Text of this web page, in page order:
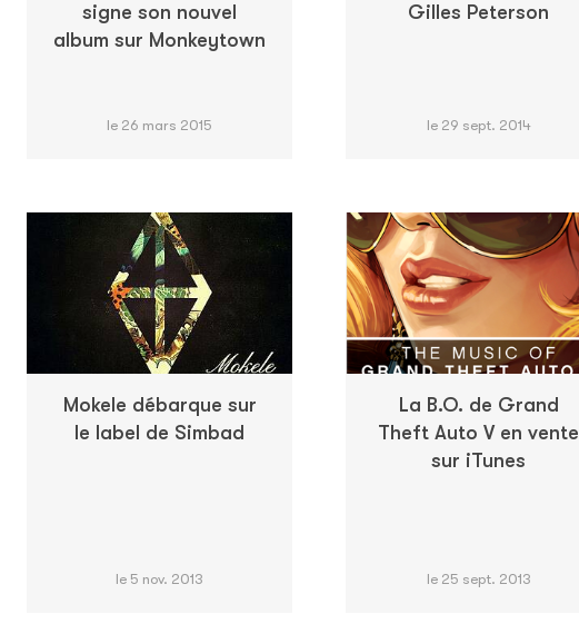
signe son nouvel
album sur Monkeytown
le 26 mars 2015
Gilles Peterson
le 29 sept. 2014
Mokele débarque sur
le label de Simbad
le 5 nov. 2013
La B.O. de Grand
Theft Auto V en vente
sur iTunes
le 25 sept. 2013